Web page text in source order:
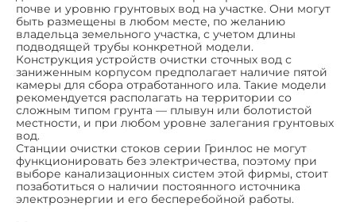
почве и уровню грунтовых вод на участке. Они могут
быть размещены в любом месте, по желанию
владельца земельного участка, с учетом длины
подводящей трубы конкретной модели.
Конструкция устройств очистки сточных вод с
заниженным корпусом предполагает наличие пятой
камеры для сбора отработанного ила. Такие модели
рекомендуется располагать на территории со
сложным типом грунта — плывун или болотистой
местности, и при любом уровне залегания грунтовых
вод.
Станции очистки стоков серии Гринлос не могут
функционировать без электричества, поэтому при
выборе канализационных систем этой фирмы, стоит
позаботиться о наличии постоянного источника
электроэнергии и его бесперебойной работы.